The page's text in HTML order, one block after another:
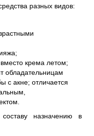
разных видов:
крема летом;
обладательницам
с акне; отличается
назначению в